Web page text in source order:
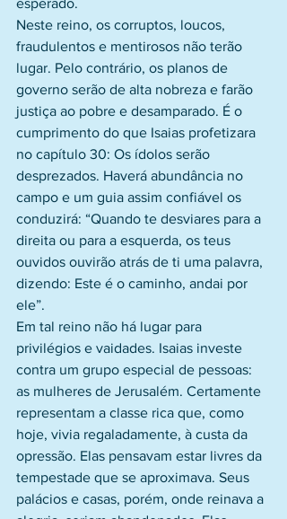
esperado.
Neste reino, os corruptos, loucos,
fraudulentos e mentirosos não terão
lugar. Pelo contrário, os planos de
governo serão de alta nobreza e farão
justiça ao pobre e desamparado. É o
cumprimento do que Isaias profetizara
no capítulo 30: Os ídolos serão
desprezados. Haverá abundância no
campo e um guia assim confiável os
conduzirá: “Quando te desviares para a
direita ou para a esquerda, os teus
ouvidos ouvirão atrás de ti uma palavra,
dizendo: Este é o caminho, andai por
ele”.
Em tal reino não há lugar para
privilégios e vaidades. Isaias investe
contra um grupo especial de pessoas:
as mulheres de Jerusalém. Certamente
representam a classe rica que, como
hoje, vivia regaladamente, à custa da
opressão. Elas pensavam estar livres da
tempestade que se aproximava. Seus
palácios e casas, porém, onde reinava a